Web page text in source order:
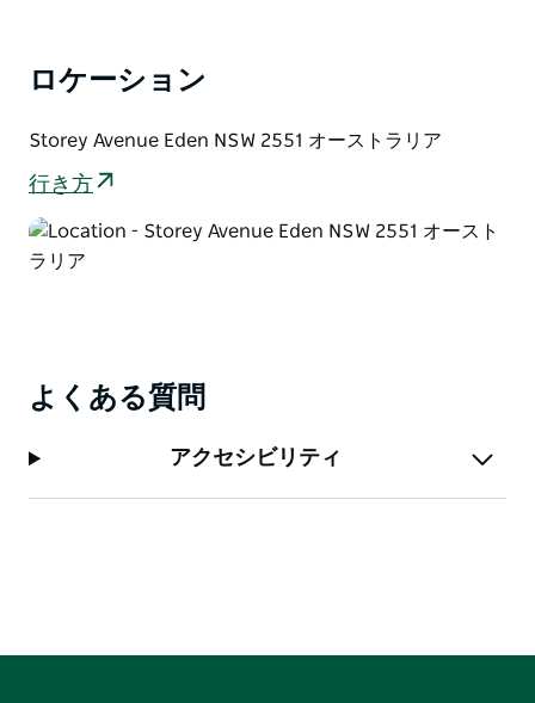
チ、海岸沿いのハイキングコース、美しい地元の食材、
す。
グラビティ エデンは、シドニーとメルボルンのほぼ中
間、キャンベラからわずか 3.5 時間の美しいサファイア
ロケーション
Storey Avenue Eden NSW 2551 オーストラリア
行き方
よくある質問
アクセシビリティ